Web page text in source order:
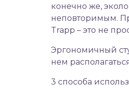
конечно же,
неповторимым.
Trapp – это не
Эргономичный
нем
3 способа